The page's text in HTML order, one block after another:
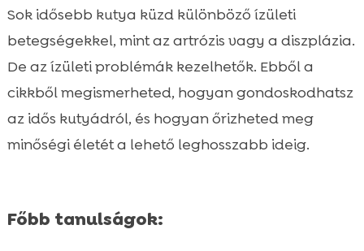

Táplálkozás és idős kutya ízületi
betegségek
Fontos vitaminok és kiegészítők az idős
kutya számára
CricksyDog ételek az idős kutyák
egészségéért
 Kutya fizioterápia és masszázs

Alternatív gyógyászat és idős kutya ízületi
Sok idősebb kutya küzd különböző ízületi
betegségekkel, mint az artrózis vagy a diszplázia.
De az ízületi problémák kezelhetők. Ebből a
cikkből megismerheted, hogyan gondoskodhatsz
az idős kutyádról, és hogyan őrizheted meg
minőségi életét a lehető leghosszabb ideig.
Főbb tanulságok: